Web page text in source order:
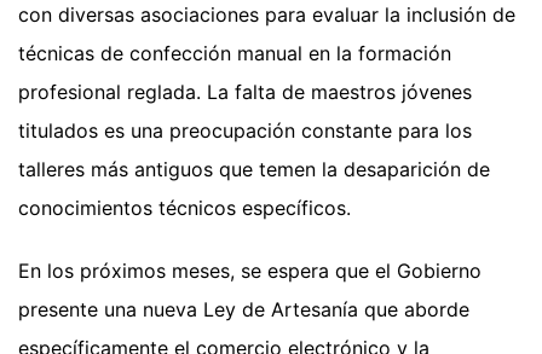
con diversas asociaciones para evaluar la inclusión de
técnicas de confección manual en la formación
profesional reglada. La falta de maestros jóvenes
titulados es una preocupación constante para los
talleres más antiguos que temen la desaparición de
conocimientos técnicos específicos.
En los próximos meses, se espera que el Gobierno
presente una nueva Ley de Artesanía que aborde
específicamente el comercio electrónico y la